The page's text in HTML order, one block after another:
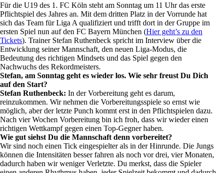
Für die U19 des 1. FC Köln steht am Sonntag um 11 Uhr das erste
Pflichtspiel des Jahres an. Mit dem dritten Platz in der Vorrunde hat
sich das Team für Liga A qualifiziert und trifft dort in der Gruppe im
ersten Spiel nun auf den FC Bayern München (Hier geht’s zu den
Tickets). Trainer Stefan Ruthenbeck spricht im Interview über die
Entwicklung seiner Mannschaft, den neuen Liga-Modus, die
Bedeutung des richtigen Mindsets und das Spiel gegen den
Nachwuchs des Rekordmeisters.
Stefan, am Sonntag geht es wieder los. Wie sehr freust Du Dich
auf den Start?
Stefan Ruthenbeck: In der Vorbereitung geht es darum,
reinzukommen. Wir nehmen die Vorbereitungsspiele so ernst wie
möglich, aber der letzte Punch kommt erst in den Pflichtspielen dazu.
Nach vier Wochen Vorbereitung bin ich froh, dass wir wieder einen
richtigen Wettkampf gegen einen Top-Gegner haben.
Wie gut siehst Du die Mannschaft denn vorbereitet?
Wir sind noch einen Tick eingespielter als in der Hinrunde. Die Jungs
können die Intensitäten besser fahren als noch vor drei, vier Monaten,
dadurch haben wir weniger Verletzte. Du merkst, dass die Spieler